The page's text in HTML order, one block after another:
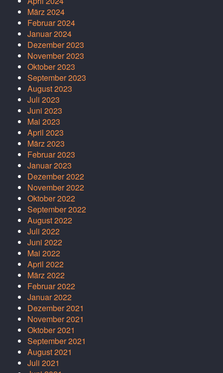
März 2024
Februar 2024
Januar 2024
Dezember 2023
November 2023
Oktober 2023
September 2023
August 2023
Juli 2023
Juni 2023
Mai 2023
April 2023
März 2023
Februar 2023
Januar 2023
Dezember 2022
November 2022
Oktober 2022
September 2022
August 2022
Juli 2022
Juni 2022
Mai 2022
April 2022
März 2022
Februar 2022
Januar 2022
Dezember 2021
November 2021
Oktober 2021
September 2021
August 2021
Juli 2021